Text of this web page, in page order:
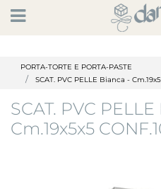
Open
PORTA-TORTE E PORTA-PASTE
SCAT. PVC PELLE Bianca -
SCAT. PVC
Cm.19x5x5